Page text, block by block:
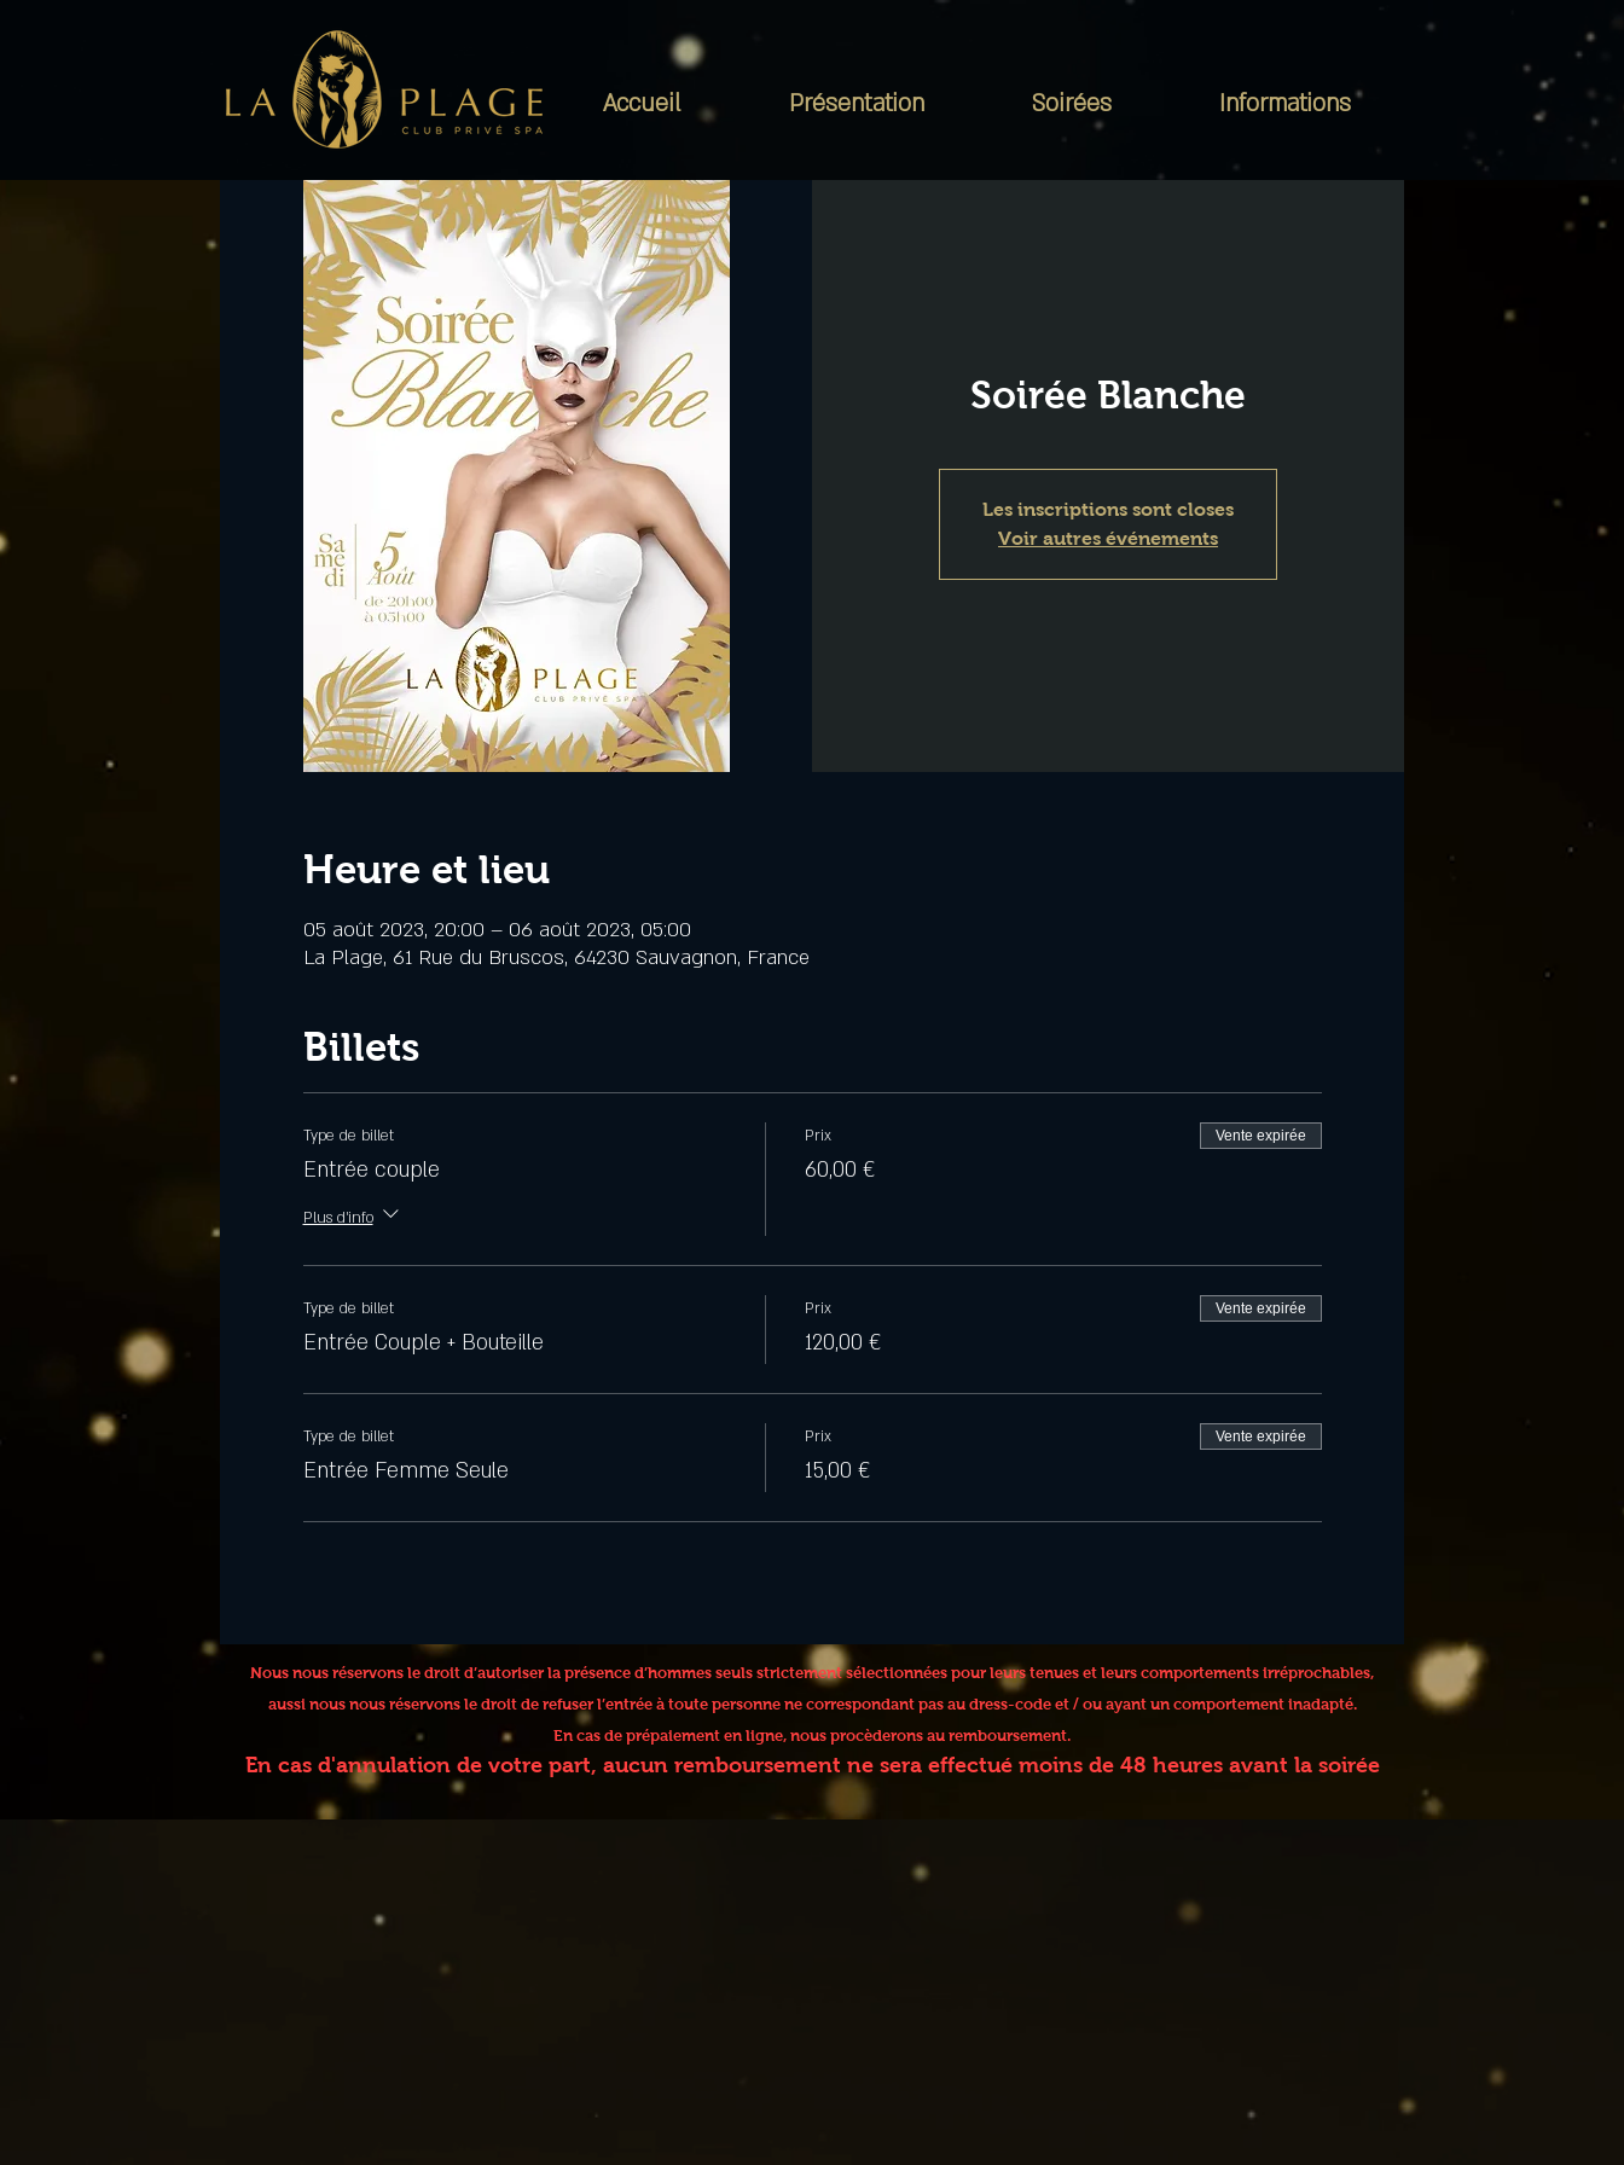
Accueil Présentation Soirées Informations
Soirée Blanche
Les inscriptions sont closes
Voir autres événements
Heure et lieu
05 août 2023, 20:00 – 06 août 2023, 05:00
La Plage, 61 Rue du Bruscos, 64230 Sauvagnon, France
Billets
Type de billet
Entrée couple
Plus d'info
Prix
60,00 €
Vente expirée
Type de billet
Entrée Couple + Bouteille
Prix
120,00 €
Vente expirée
Type de billet
Entrée Femme Seule
Prix
15,00 €
Vente expirée
Nous nous réservons le droit d’autoriser la présence d’hommes seuls strictement sélectionnées pour leurs tenues et leurs comportements irréprochables,
aussi nous nous réservons le droit de refuser l’entrée à toute personne ne correspondant pas au dress-code et / ou ayant un comportement inadapté.
En cas de prépaiement en ligne, nous procèderons au remboursement.
En cas d'annulation de votre part, aucun remboursement ne sera effectué moins de 48 heures avant la soirée